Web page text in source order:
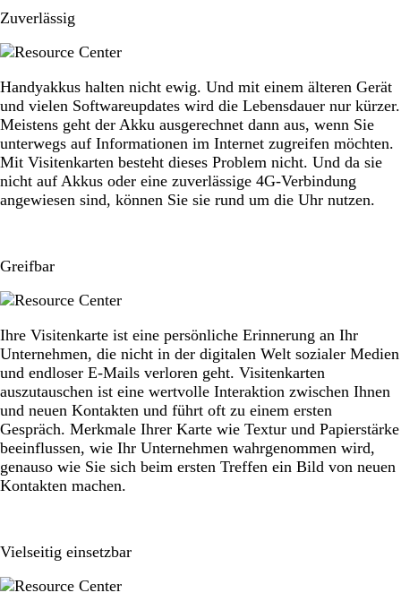
Zuverlässig
Handyakkus halten nicht ewig. Und mit einem älteren Gerät
und vielen Softwareupdates wird die Lebensdauer nur kürzer.
Meistens geht der Akku ausgerechnet dann aus, wenn Sie
unterwegs auf Informationen im Internet zugreifen möchten.
Mit Visitenkarten besteht dieses Problem nicht. Und da sie
nicht auf Akkus oder eine zuverlässige 4G-Verbindung
angewiesen sind, können Sie sie rund um die Uhr nutzen.
Greifbar
Ihre Visitenkarte ist eine persönliche Erinnerung an Ihr
Unternehmen, die nicht in der digitalen Welt sozialer Medien
und endloser E-Mails verloren geht. Visitenkarten
auszutauschen ist eine wertvolle Interaktion zwischen Ihnen
und neuen Kontakten und führt oft zu einem ersten
Gespräch. Merkmale Ihrer Karte wie Textur und Papierstärke
beeinflussen, wie Ihr Unternehmen wahrgenommen wird,
genauso wie Sie sich beim ersten Treffen ein Bild von neuen
Kontakten machen.
Vielseitig einsetzbar